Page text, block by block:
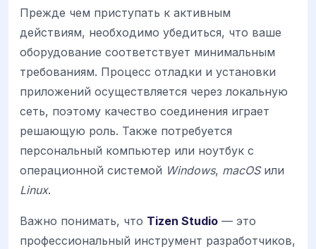
Прежде чем приступать к активным
действиям, необходимо убедиться, что ваше
оборудование соответствует минимальным
требованиям. Процесс отладки и установки
приложений осуществляется через локальную
сеть, поэтому качество соединения играет
решающую роль. Также потребуется
персональный компьютер или ноутбук с
операционной системой Windows, macOSили
Linux.
Важно понимать, что Tizen Studio — это
профессиональный инструмент разработчиков,